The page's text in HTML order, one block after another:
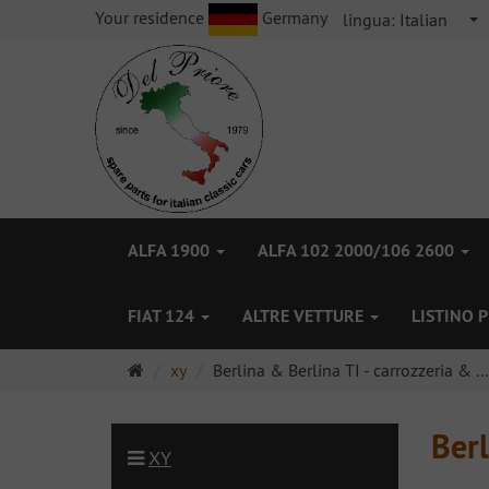
Your residence Germany lingua: Italian
ALFA 1900 ALFA 102 2000/106 2600
FIAT 124 ALTRE VETTURE LISTINO
Pagina
xy Berlina & Berlina TI - carrozzeria & ...
XY